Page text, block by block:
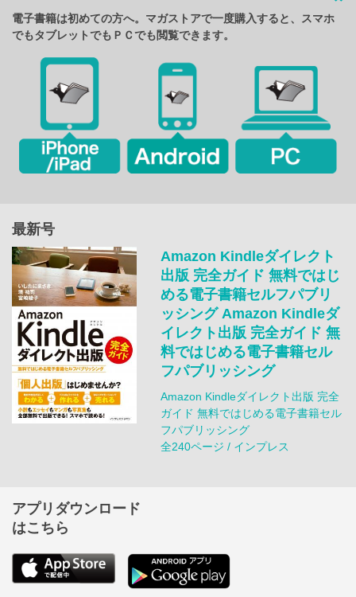
電子書籍は初めての方へ。マガストアで一度購入すると、スマホ
でもタブレットでもＰＣでも閲覧できます。
最新号
Amazon Kindleダイレクト
出版 完全ガイド 無料ではじ
める電子書籍セルフパブリ
ッシング Amazon Kindleダ
イレクト出版 完全ガイド 無
料ではじめる電子書籍セル
フパブリッシング
Amazon Kindleダイレクト出版 完全
ガイド 無料ではじめる電子書籍セル
フパブリッシング
全240ページ / インプレス
アプリダウンロード
はこちら